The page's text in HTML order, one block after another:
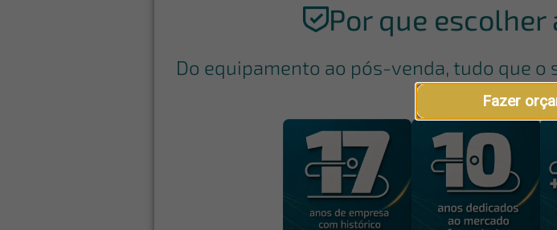
Fazer
Por que escolher
Do equipamento ao pós-venda, tudo que o